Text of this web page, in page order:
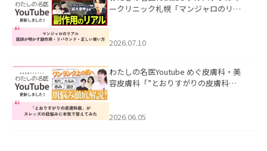
ークリニック札幌「マンジャロのリア
た。
2026.07.10
わたしの名医Youtube めぐ皮膚科・美
容皮膚科「”とおりすがりの皮膚科
2026.06.05